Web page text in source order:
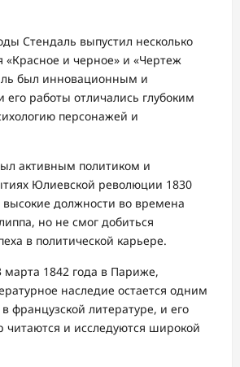
Стендаль выпустил несколько
«Красное и черное» и «Чертеж
был инновационным и
работы отличались глубоким
персонажей и
активным политиком и
Юлиевской революции 1830
должности во времена
но не смог добиться
в политической карьере.
марта 1842 года в Париже,
наследие остается одним
французской литературе, и его
читаются и исследуются широкой